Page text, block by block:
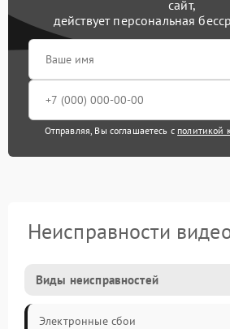
сайт,
действует персональная
Отправляя, Вы соглашаетесь с политикой
Неисправности
Виды неисправностей
Электронные сбои